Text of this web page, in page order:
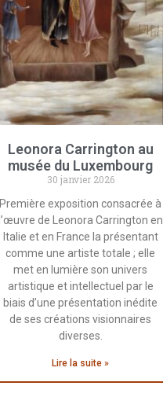
Leonora Carrington au
musée du Luxembourg
30 janvier 2026
Première exposition consacrée à
l’œuvre de Leonora Carrington en
Italie et en France la présentant
comme une artiste totale ; elle
met en lumière son univers
artistique et intellectuel par le
biais d’une présentation inédite
de ses créations visionnaires
diverses.
Lire la suite »